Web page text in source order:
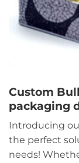
Custom
packaging
Introducing
the perfect
needs!